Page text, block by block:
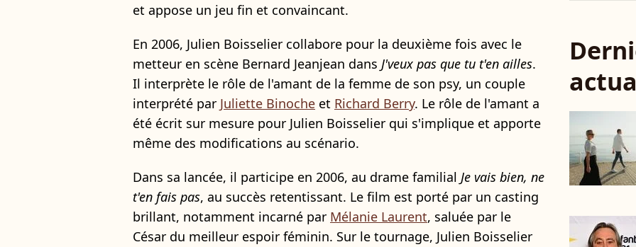
et appose un jeu fin et convaincant.
En 2006, Julien Boisselier collabore pour la deuxième fois avec le
metteur en scène Bernard Jeanjean dans J'veux pas que tu t'en ailles.
Il interprète le rôle de l'amant de la femme de son psy, un couple
interprété par Juliette Binoche et Richard Berry. Le rôle de l'amant a
été écrit sur mesure pour Julien Boisselier qui s'implique et apporte
même des modifications au scénario.
Dans sa lancée, il participe en 2006, au drame familial Je vais bien, ne
t'en fais pas, au succès retentissant. Le film est porté par un casting
brillant, notamment incarné par Mélanie Laurent, saluée par le
César du meilleur espoir féminin. Sur le tournage, Julien Boisselier